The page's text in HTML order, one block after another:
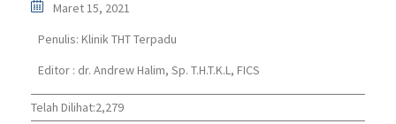
Maret 15, 2021
Penulis: Klinik THT Terpadu
Editor : dr. Andrew Halim, Sp. T.H.T.K.L, FICS
Telah Dilihat:2,279